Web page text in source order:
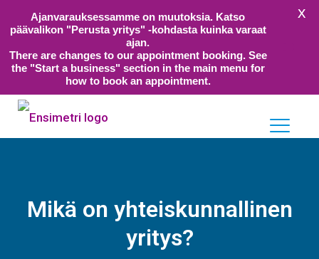
Mikä on yhteiskunnallinen
yritys?
Ajanvarauksessamme on muutoksia. Katso
päävalikon "Perusta yritys" -kohdasta kuinka varaat
ajan.
There are changes to our appointment booking. See
the "Start a business" section in the main menu for
how to book an appointment.
X